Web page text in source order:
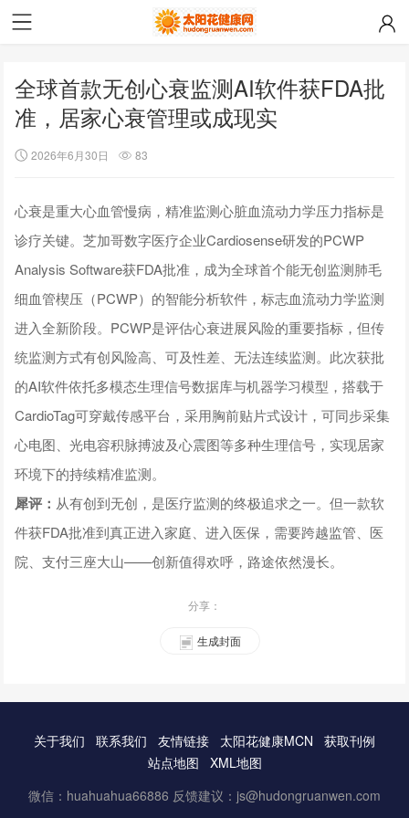
全球首款无创心衰监测AI软件获FDA批
准，居家心衰管理或成现实
2026年6月30日 83
心衰是重大心血管慢病，精准监测心脏血流动力学压力指标是
诊疗关键。芝加哥数字医疗企业Cardiosense研发的PCWP
Analysis Software获FDA批准，成为全球首个能无创监测肺毛
细血管楔压（PCWP）的智能分析软件，标志血流动力学监测
进入全新阶段。PCWP是评估心衰进展风险的重要指标，但传
统监测方式有创风险高、可及性差、无法连续监测。此次获批
的AI软件依托多模态生理信号数据库与机器学习模型，搭载于
CardioTag可穿戴传感平台，采用胸前贴片式设计，可同步采集
心电图、光电容积脉搏波及心震图等多种生理信号，实现居家
环境下的持续精准监测。
犀评： 从有创到无创，是医疗监测的终极追求之一。但一款软
件获FDA批准到真正进入家庭、进入医保，需要跨越监管、医
院、支付三座大山——创新值得欢呼，路途依然漫长。
分享：
生成封面
关于我们 联系我们 友情链接 太阳花健康MCN
获取刊例
站点地图
XML地图
微信：huahuahua66886 反馈建议：js@hudongruanwen.com